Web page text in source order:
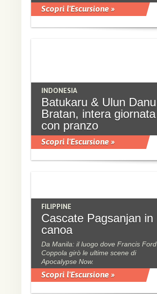
Scopri l'Escursione »
INDONESIA
Batukaru & Ulun Danu
Bratan, intera giornata
con pranzo
Scopri l'Escursione »
FILIPPINE
Cascate Pagsanjan in
canoa
Da Manila: il luogo dove Francis Ford
Coppola girò le ultime scene di
Apocalypse Now.
Scopri l'Escursione »